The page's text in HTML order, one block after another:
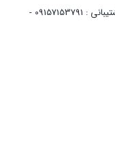
واحد پشتیبانی مشتریان : 05135092741 - واحد پشتیبانی : 09157153791 -